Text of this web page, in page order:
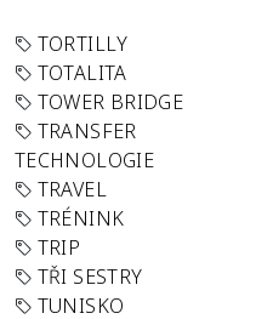
TORTILLY
TOTALITA
TOWER BRIDGE
TRANSFER
TECHNOLOGIE
TRAVEL
TRÉNINK
TRIP
TŘI SESTRY
TUNISKO